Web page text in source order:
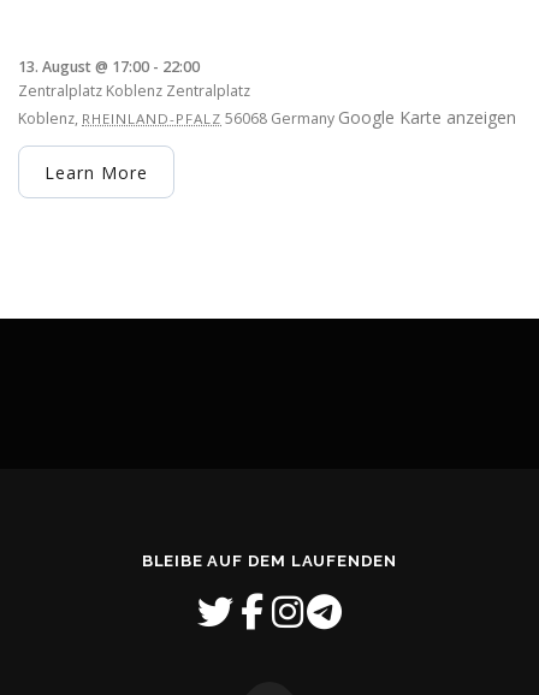
13. August @ 17:00 - 22:00
Zentralplatz Koblenz Zentralplatz
Koblenz, RHEINLAND-PFALZ 56068 Germany Google Karte anzeigen
Learn More
BLEIBE AUF DEM LAUFENDEN